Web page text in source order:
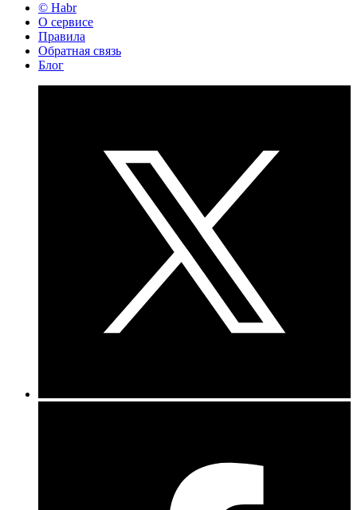
© Habr
О сервисе
Правила
Обратная связь
Блог